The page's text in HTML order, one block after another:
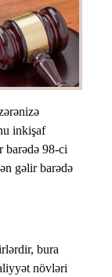
inkişaf
barədə 98-ci
gəlir barədə
bura
növləri